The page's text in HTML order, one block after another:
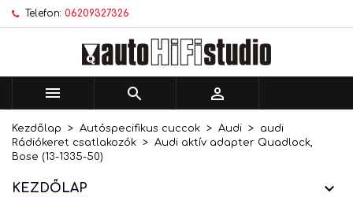
Telefon: 06209327326
  
Kezdőlap Autóspecifikus cuccok Audi
audi
Rádiókeret csatlakozók
Audi aktív adapter Quadlock,
Bose (13-1335-50)
KEZDŐLAP
Kívánságlistáim ×
Új lista létrehozása
Kívánságlista létrehozása ×
Kívánságlista neve
Mégsem
Bejelentkezés ×
történő mentéséhez.
Mégsem Bejelentkezés